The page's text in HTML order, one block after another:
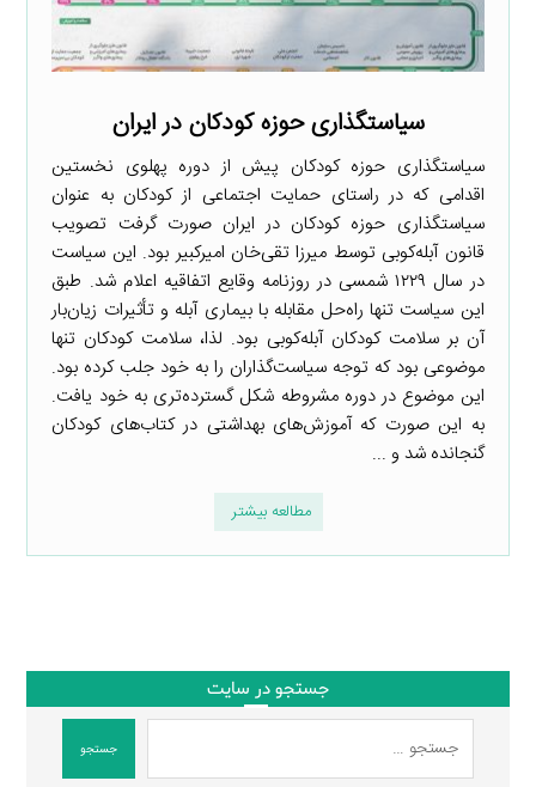
سیاستگذاری حوزه کودکان در ایران
سیاستگذاری حوزه کودکان پیش از دوره پهلوی نخستین
اقدامی که در راستای حمایت اجتماعی از کودکان به عنوان
سیاستگذاری حوزه کودکان در ایران صورت گرفت تصویب
قانون آبله‌کوبی توسط میرزا تقی‌خان امیرکبیر بود. این سیاست
در سال ۱۲۲۹ شمسی در روزنامه وقایع اتفاقیه اعلام شد. طبق
این سیاست تنها راه‌حل مقابله با بیماری آبله و تأثیرات زیان‌بار
آن بر سلامت کودکان آبله‌کوبی بود. لذا، سلامت کودکان تنها
موضوعی بود که توجه سیاست‌گذاران را به خود جلب کرده بود.
این موضوع در دوره مشروطه شکل گسترده‌تری به خود یافت.
به این صورت که آموزش‌های بهداشتی در کتاب‌های کودکان
گنجانده شد و ...
مطالعه بیشتر
جستجو در سایت
جستجو